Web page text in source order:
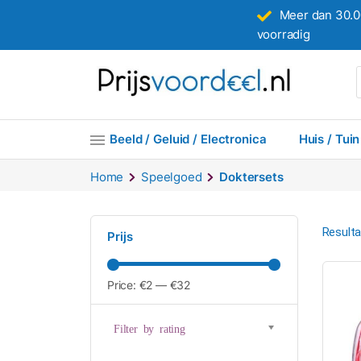
Meer dan
voorradig
Beeld / Geluid / Electronica Huis /
Home Speelgoed Doktersets
Prijs
Price: €2 — €32
Filter by rating